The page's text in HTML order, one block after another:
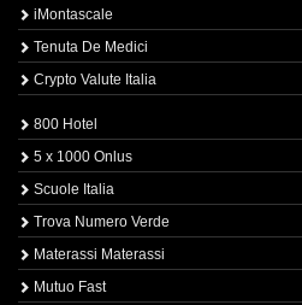
iMontascale
Tenuta De Medici
Crypto Valute Italia
800 Hotel
5 x 1000 Onlus
Scuole Italia
Trova Numero Verde
Materassi Materassi
Mutuo Fast